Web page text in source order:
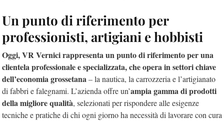
Un punto di riferimento per
professionisti, artigiani e hobbisti
Oggi, VR Vernici rappresenta un punto di riferimento per una
clientela professionale e specializzata, che opera in settori chiave
dell’economia grossetana– la nautica, la carrozzeria e l’artigianato
di fabbri e falegnami. L’azienda offre un’ampia gamma di prodotti
della migliore qualità, selezionati per rispondere alle esigenze
tecniche e pratiche di chi ogni giorno ha necessità di lavorare con cura